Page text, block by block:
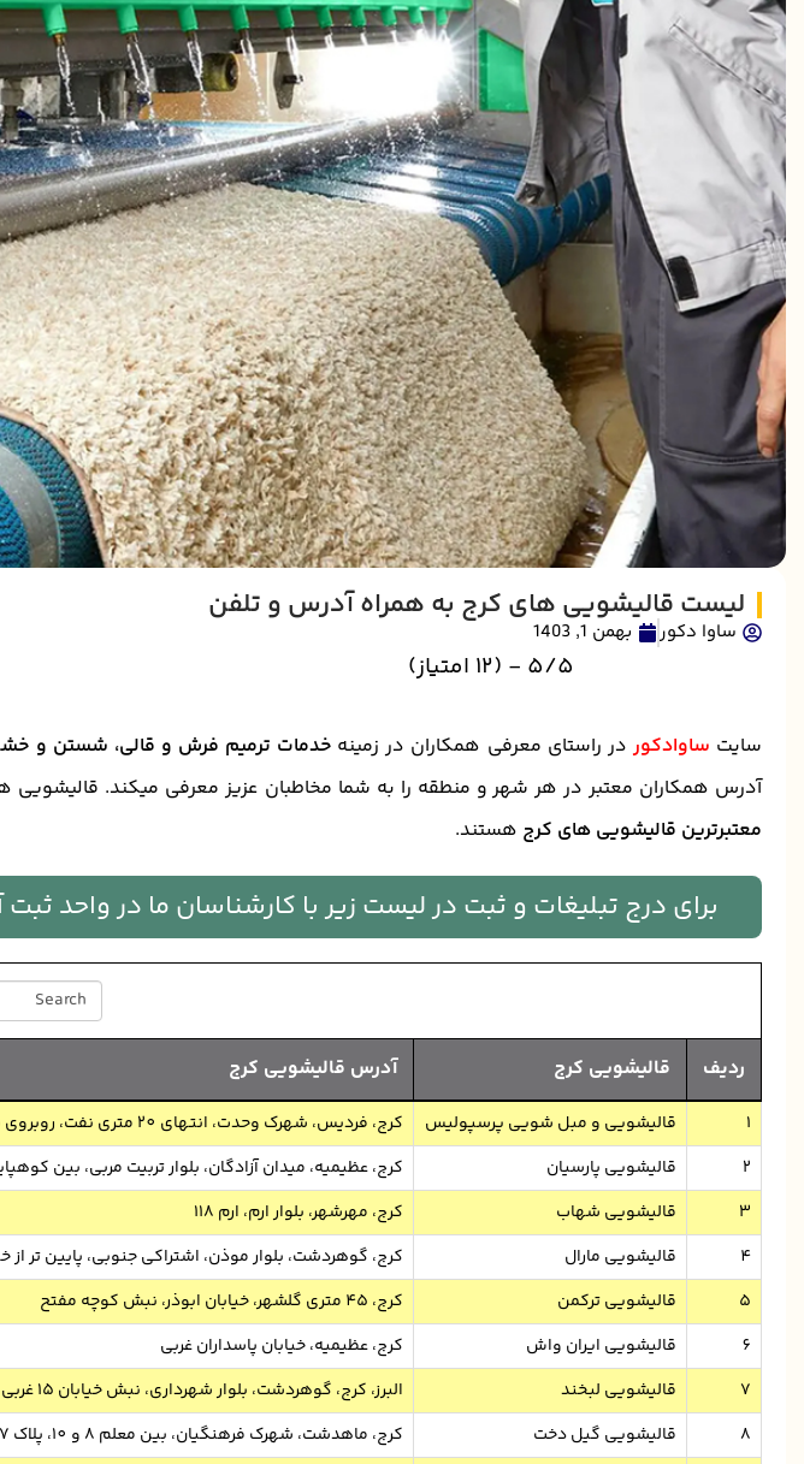
لیست قالیشویی های کرج به همراه آدرس و تلفن
ساوا دکور بهمن 1, 1403
5/5 - (12 امتیاز)
سایت ساوادکور در راستای معرفی همکاران در زمینه خدمات ترمیم فرش و قالی، شستن و
آدرس همکاران معتبر در هر شهر و منطقه را به شما مخاطبان عزیز معرفی میکند.
معتبرترین قالیشویی های کرج هستند.
برای درج تبلیغات و ثبت در لیست زیر با کارشناسان ما در واحد
SEARCH
ردیف قالیشویی کرج آدرس قالیشویی کرج
1 قالیشویی و مبل شویی پرسپولیس کرج، فردیس، شهرک وحدت، انتهای 20 متری نفت، روبروی مجتمع یاس
2
قالیشویی پارسیان کرج، عظیمیه، میدان آزادگان، بلوار تربیت مربی، بین کوهپایه 8 و
3
قالیشویی شهاب کرج، مهرشهر، بلوار ارم، ارم 118
4
قالیشویی مارال کرج، گوهردشت، بلوار موذن، اشتراکی جنوبی، پایین تر از
5
قالیشویی ترکمن کرج، 45 متری گلشهر، خیابان ابوذر، نبش کوچه مفتح
6
قالیشویی ایران واش کرج، عظیمیه، خیابان پاسداران غربی
7
قالیشویی لبخند البرز، کرج، گوهردشت، بلوار شهرداری، نبش خیابان 15 غربی
8
قالیشویی گیل دخت کرج، ماهدشت، شهرک فرهنگیان، بین معلم 8 و 10، پلاک 37